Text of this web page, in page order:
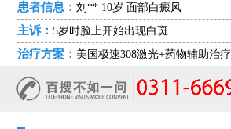
患者信息：刘** 10岁 面部白癜风
主诉：5岁时脸上开始出现白斑
治疗方案： 美国极速308激光+药物辅助治疗